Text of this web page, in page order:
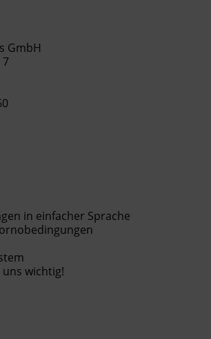
GmbH
7
in einfacher Sprache
wichtig!